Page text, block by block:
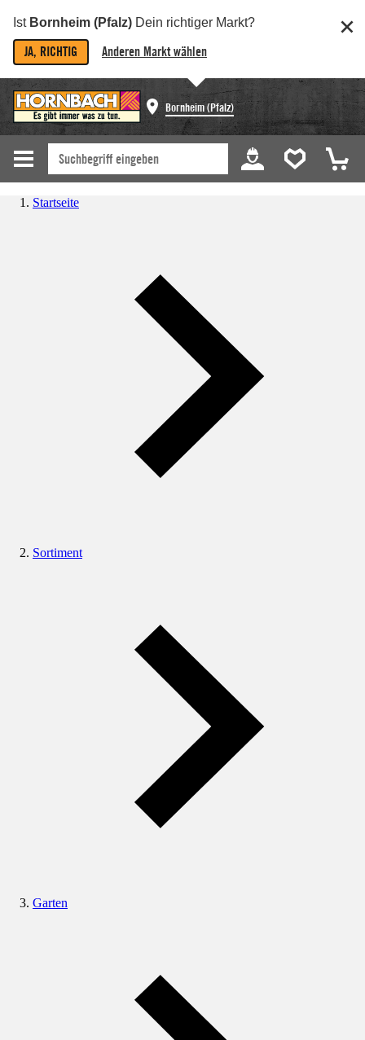
Ist Bornheim (Pfalz) Dein richtiger Markt?
JA, RICHTIG Anderen Markt wählen
Bornheim (Pfalz)
Startseite
Sortiment
Garten